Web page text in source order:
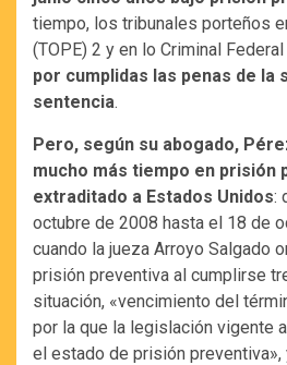
tiempo, los tribunales porteños
(TOPE) 2 y en lo Criminal Federal
por cumplidas las penas de la
sentencia.
Pero, según su abogado,
mucho más tiempo en prisión
extraditado a Estados Unidos:
octubre de 2008 hasta el 18 de
cuando la jueza Arroyo Salgado
prisión preventiva al cumplirse
situación, «vencimiento del
por la que la legislación vigente
el estado de prisión